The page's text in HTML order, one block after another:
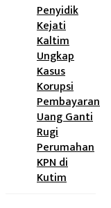
Penyidik
Kejati
Kaltim
Ungkap
Kasus
Korupsi
Pembayaran
Uang Ganti
Rugi
Perumahan
KPN di
Kutim